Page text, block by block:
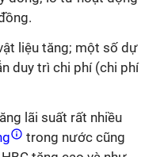
liệu tăng; một số dự
duy trì chi phí (chi phí
lãi suất rất nhiều
trong nước cũng